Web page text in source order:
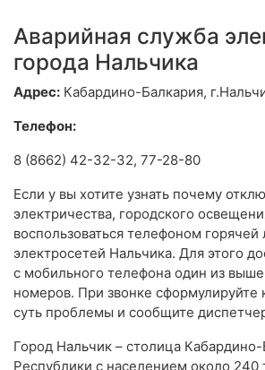
Аварийная служба
города Нальчика
Адрес: Кабардино-Балкария,
Телефон:
8 (8662) 42-32-32, 77-28-80
Если у вы хотите узнать почему
электричества, городского
воспользоваться телефоном горячей
электросетей Нальчика. Для этого
с мобильного телефона один из
номеров. При звонке сформулируйте
суть проблемы и сообщите
Город Нальчик – столица Кабардино-
Республики с населением около 240